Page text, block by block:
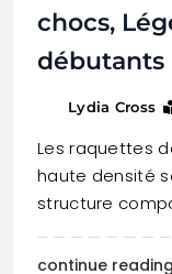
chocs,
débutants
Lydia Cross
Les raquettes
haute densité
structure
continue